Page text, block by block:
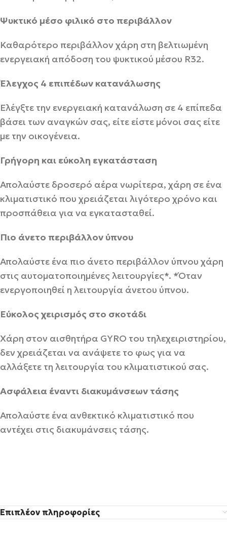
Ψυκτικό μέσο φιλικό στο περιβάλλον
Καθαρότερο περιβάλλον χάρη στη βελτιωμένη
ενεργειακή απόδοση του ψυκτικού μέσου R32.
Έλεγχος 4 επιπέδων κατανάλωσης
Ελέγξτε την ενεργειακή κατανάλωση σε 4 επίπεδα
βάσει των αναγκών σας, είτε είστε μόνοι σας είτε
με την οικογένεια.
Γρήγορη και εύκολη εγκατάσταση
Απολαύστε δροσερό αέρα νωρίτερα, χάρη σε ένα
κλιματιστικό που χρειάζεται λιγότερο χρόνο και
προσπάθεια για να εγκατασταθεί.
Πιο άνετο περιβάλλον ύπνου
Απολαύστε ένα πιο άνετο περιβάλλον ύπνου χάρη
στις αυτοματοποιημένες λειτουργίες*. *Όταν
ενεργοποιηθεί η λειτουργία άνετου ύπνου.
Εύκολος χειρισμός στο σκοτάδι
Χάρη στον αισθητήρα GYRO του τηλεχειριστηρίου,
δεν χρειάζεται να ανάψετε το φως για να
αλλάξετε τη λειτουργία του κλιματιστικού σας.
Ασφάλεια έναντι διακυμάνσεων τάσης
Απολαύστε ένα ανθεκτικό κλιματιστικό που
αντέχει στις διακυμάνσεις τάσης.
Επιπλέον πληροφορίες